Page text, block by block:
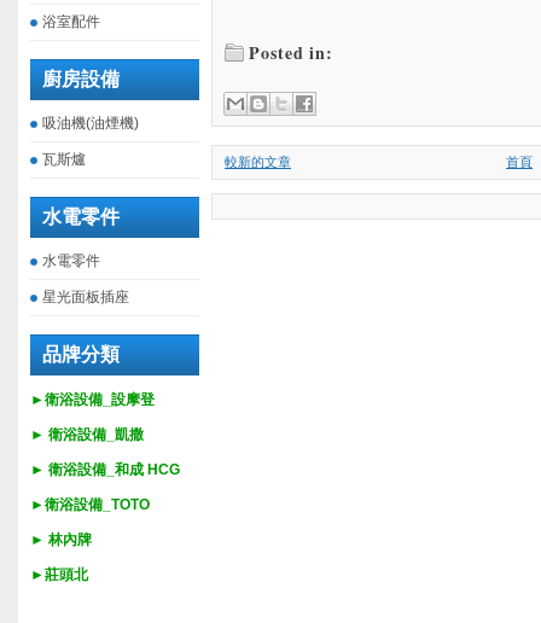
浴室配件
廚房設備
吸油機(油煙機)
瓦斯爐
水電零件
水電零件
星光面板插座
品牌分類
►衛浴設備_設摩登
► 衛浴設備_ 凱撒
► 衛浴設備_ 和成 HCG
►衛浴設備_ TOTO
► 林內牌
►莊頭北
Posted in:
較新的文章 首頁